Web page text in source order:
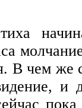
В чем же
и